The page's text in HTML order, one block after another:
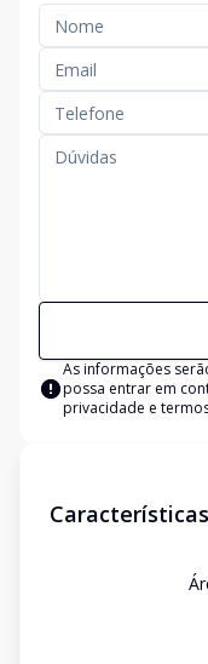
As informações
possa entrar em
privacidade e
Características